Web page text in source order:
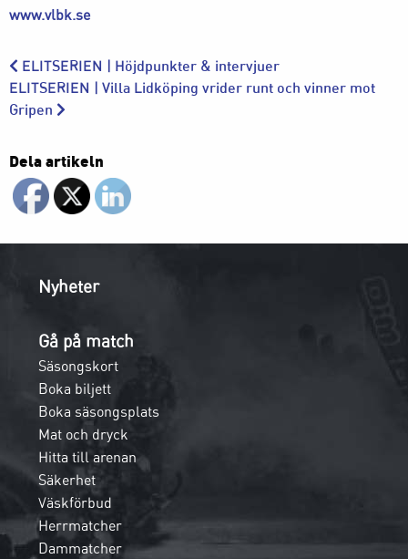
www.vlbk.se
ELITSERIEN | Höjdpunkter & intervjuer
ELITSERIEN | Villa Lidköping vrider runt och vinner mot
Gripen
Dela artikeln
Nyheter
Gå på match
Säsongskort
Boka biljett
Boka säsongsplats
Mat och dryck
Hitta till arenan
Säkerhet
Väskförbud
Herrmatcher
Dammatcher